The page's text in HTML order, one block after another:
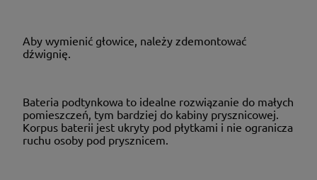
Aby wymienić głowice, należy zdemontować
dźwignię.
Bateria podtynkowa to idealne rozwiązanie do małych
pomieszczeń, tym bardziej do kabiny prysznicowej.
Korpus baterii jest ukryty pod płytkami i nie ogranicza
ruchu osoby pod prysznicem.